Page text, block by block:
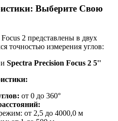
Выберите Свою
2 представлены в двух
точностью измерения углов:
и Spectra Precision Focus 2 5''
от 0 до 360°
от 2,5 до 4000,0 м